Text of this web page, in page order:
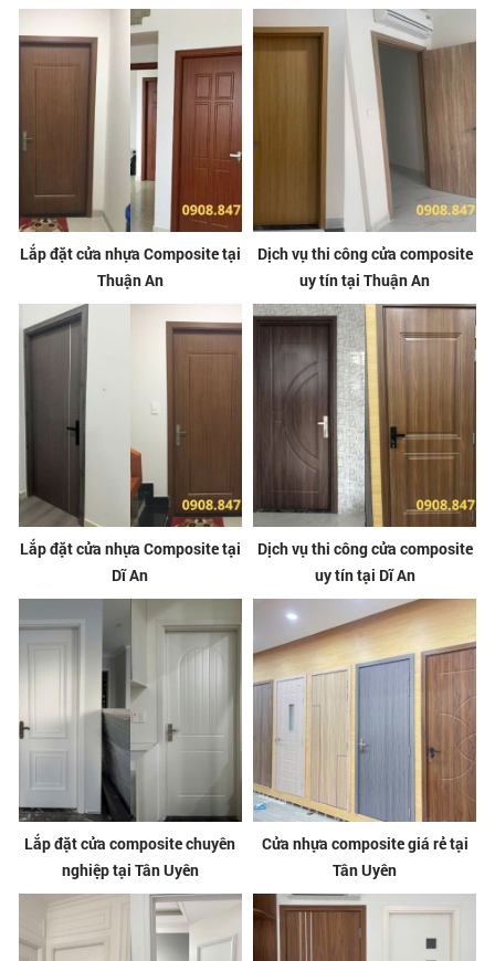
Lắp đặt cửa nhựa Composite tại
Thuận An
Dịch vụ thi công cửa composite
uy tín tại Thuận An
Lắp đặt cửa nhựa Composite tại
Dĩ An
Dịch vụ thi công cửa composite
uy tín tại Dĩ An
Lắp đặt cửa composite chuyên
nghiệp tại Tân Uyên
Cửa nhựa composite giá rẻ tại
Tân Uyên